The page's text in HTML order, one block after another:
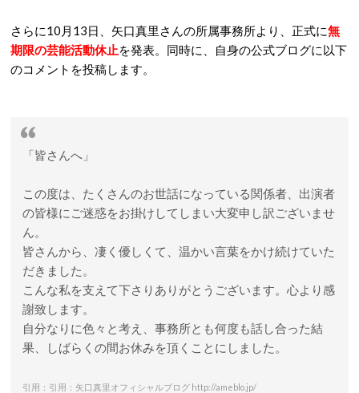
さらに10月13日、矢口真里さんの所属事務所より、正式に無
期限の芸能活動休止を発表。同時に、自身の公式ブログに以下
のコメントを投稿します。
「皆さんへ」
この度は、たくさんのお世話になっている関係者、出演者
の皆様にご迷惑をお掛けしてしまい大変申し訳ございませ
ん。
皆さんから、凄く優しくて、温かい言葉をかけ続けていた
だきました。
こんな私を支えて下さりありがとうございます。心より感
謝致します。
自分なりに色々と考え、事務所とも何度も話し合った結
果、しばらくの間お休みを頂くことにしました。
引用：引用：矢口真里オフィシャルブログ http://ameblo.jp/